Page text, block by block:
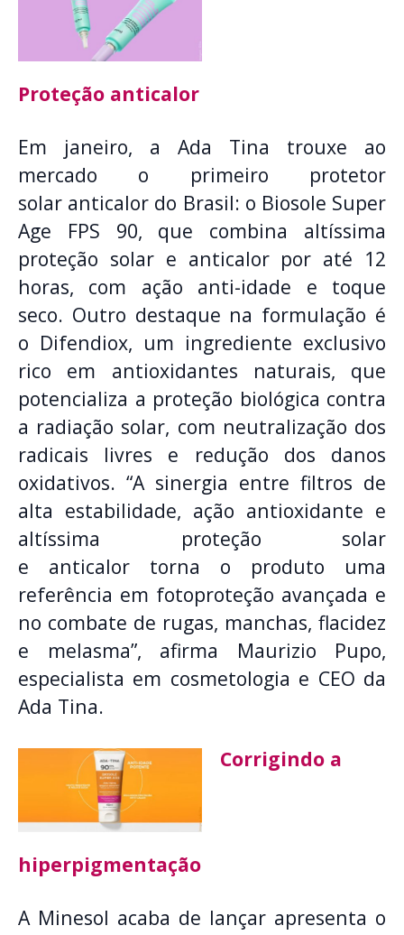
Proteção anticalor
Em janeiro, a Ada Tina trouxe ao
mercado o primeiro protetor
solar anticalor do Brasil: o Biosole Super
Age FPS 90, que combina altíssima
proteção solar e anticalor por até 12
horas, com ação anti-idade e toque
seco. Outro destaque na formulação é
o Difendiox, um ingrediente exclusivo
rico em antioxidantes naturais, que
potencializa a proteção biológica contra
a radiação solar, com neutralização dos
radicais livres e redução dos danos
oxidativos. “A sinergia entre filtros de
alta estabilidade, ação antioxidante e
altíssima proteção solar
e anticalor torna o produto uma
referência em fotoproteção avançada e
no combate de rugas, manchas, flacidez
e melasma”, afirma Maurizio Pupo,
especialista em cosmetologia e CEO da
Ada Tina.
Corrigindo a
hiperpigmentação
A Minesol acaba de lançar apresenta o